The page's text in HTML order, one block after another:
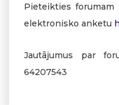
Pieteikties forumam
elektronisko anketu
Jautājumus par
64207543